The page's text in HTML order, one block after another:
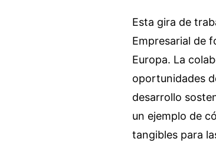
Esta gira de
Empresarial de
Europa. La
oportunidades
desarrollo
un ejemplo de
tangibles para